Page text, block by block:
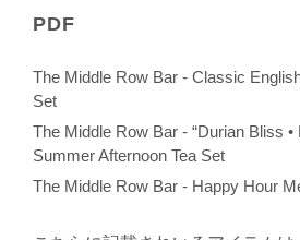
PDF
The Middle Row Bar - Classic
Set
The Middle Row Bar - “Durian Bliss •
Summer Afternoon Tea Set
The Middle Row Bar - Happy Hour